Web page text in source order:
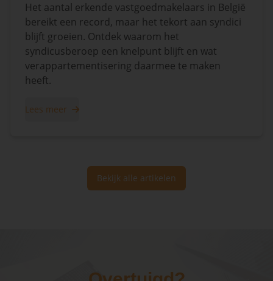
Het aantal erkende vastgoedmakelaars in België
bereikt een record, maar het tekort aan syndici
blijft groeien. Ontdek waarom het
syndicusberoep een knelpunt blijft en wat
verappartementisering daarmee te maken
heeft.
Lees meer
Bekijk alle artikelen